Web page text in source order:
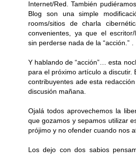
Internet/Red. También
Blog son una simple
rooms/sitios de charla
convenientes, ya que el
sin perderse nada de la “acción.” .
Y hablando de “acción”… esta
para el próximo artículo a discutir.
contribuyentes ade esta
discusión mañana.
Ojalá todos aprovechemos la
que gozamos y sepamos utilizar
prójimo y no ofender cuando nos
Los dejo con dos sabios